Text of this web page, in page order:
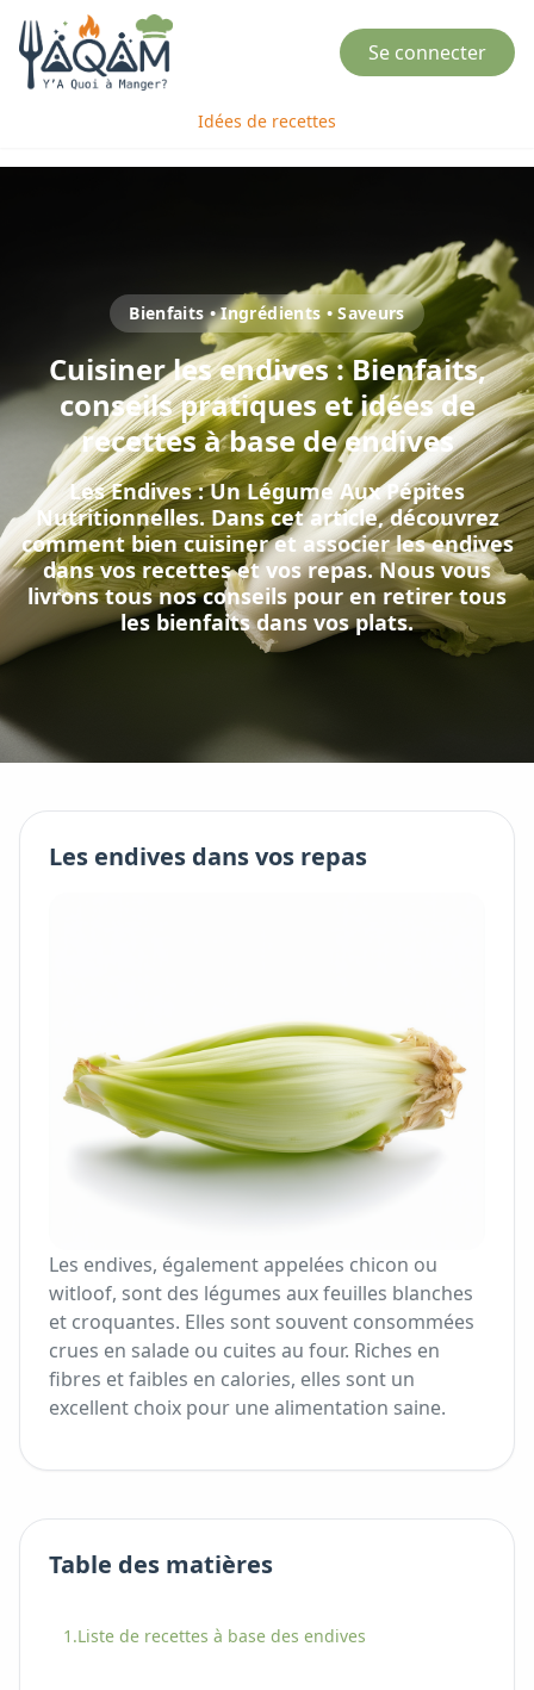
Se connecter
Idées de recettes
Bienfaits • Ingrédients • Saveurs
Cuisinerlesendives: Bienfaits,
conseils pratiques et idées de
recettes à base deendives
Les Endives : Un Légume Aux Pépites
Nutritionnelles. Dans cet article, découvrez
comment bien cuisiner et associerlesendives
dans vos recettes et vos repas. Nous vous
livrons tous nos conseils pour en retirer tous
les bienfaits dans vos plats.
Les endives dans vos repas
Les endives, également appelées chicon ou
witloof, sont des légumes aux feuilles blanches
et croquantes. Elles sont souvent consommées
crues en salade ou cuites au four. Riches en
fibres et faibles en calories, elles sont un
excellent choix pour une alimentation saine.
Table des matières
1.Liste de recettes à base des endives